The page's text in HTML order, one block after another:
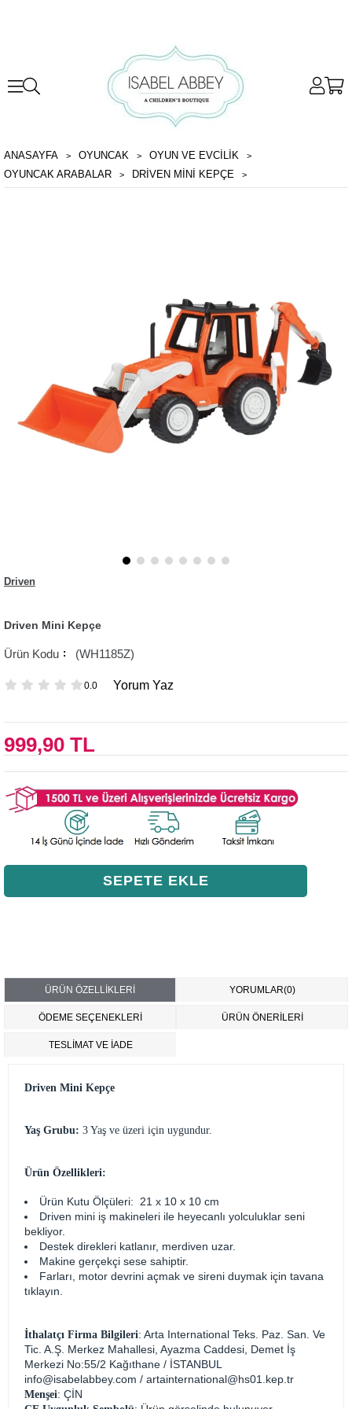
ANASAYFA OYUNCAK
OYUN VE EVCILIK
OYUNCAK ARABALAR
DRIVEN MINI KEPÇE
Driven
Driven Mini Kepçe
(WH1185Z)
0.0 Yorum Yaz
999,90 TL
ÜRÜN ÖZELLIKLERI YORUMLAR(0)
ÖDEME SEÇENEKLERI ÜRÜN ÖNERILERI
TESLİMAT VE İADE
Driven Mini Kepçe
Yaş Grubu: 3 Yaş ve üzeri için uygundur.
Ürün Özellikleri:
Ürün Kutu Ölçüleri: 21 x 10 x 10 cm
Driven mini iş makineleri ile heyecanlı yolculuklar seni
bekliyor.
Destek direkleri katlanır, merdiven uzar.
Makine gerçekçi sese sahiptir.
Farları, motor devrini açmak ve sireni duymak için tavana
tıklayın.
İthalatçı Firma Bilgileri: Arta International Teks. Paz. San. Ve
Tic. A.Ş. Merkez Mahallesi, Ayazma Caddesi, Demet İş
Merkezi No:55/2 Kağıthane / İSTANBUL
info@isabelabbey.com / artainternational@hs01.kep.tr
Menşei: ÇİN